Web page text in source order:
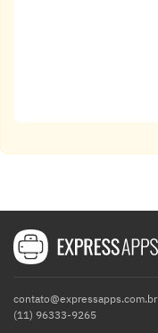
contato@expressapps.com.br
(11) 96333-9265